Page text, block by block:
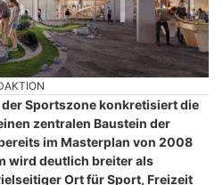
Sportszone konkretisiert die
zentralen Baustein der
im Masterplan von 2008
wird deutlich breiter als
Ort für Sport, Freizeit